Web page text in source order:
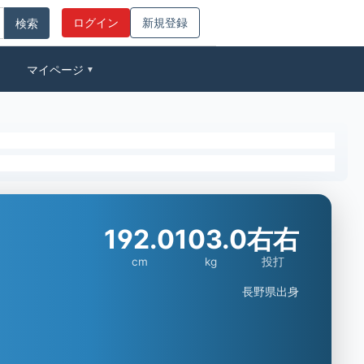
ログイン 新規登録
マイページ ▼
192.0
cm
103.0
kg
右右
投打
長野県出身